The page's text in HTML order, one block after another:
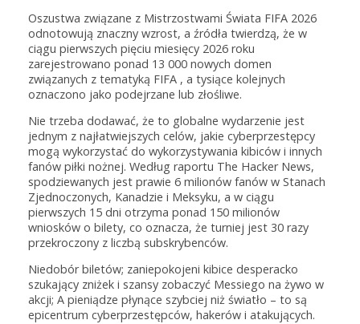
Oszustwa związane z Mistrzostwami Świata FIFA 2026
odnotowują znaczny wzrost, a źródła twierdzą, że w
ciągu pierwszych pięciu miesięcy 2026 roku
zarejestrowano ponad 13 000 nowych domen
związanych z tematyką FIFA , a tysiące kolejnych
oznaczono jako podejrzane lub złośliwe.
Nie trzeba dodawać, że to globalne wydarzenie jest
jednym z najłatwiejszych celów, jakie cyberprzestępcy
mogą wykorzystać do wykorzystywania kibiców i innych
fanów piłki nożnej. Według raportu The Hacker News,
spodziewanych jest prawie 6 milionów fanów w Stanach
Zjednoczonych, Kanadzie i Meksyku, a w ciągu
pierwszych 15 dni otrzyma ponad 150 milionów
wniosków o bilety, co oznacza, że turniej jest 30 razy
przekroczony z liczbą subskrybenców.
Niedobór biletów; zaniepokojeni kibice desperacko
szukający zniżek i szansy zobaczyć Messiego na żywo w
akcji; A pieniądze płynące szybciej niż światło – to są
epicentrum cyberprzestępców, hakerów i atakujących.